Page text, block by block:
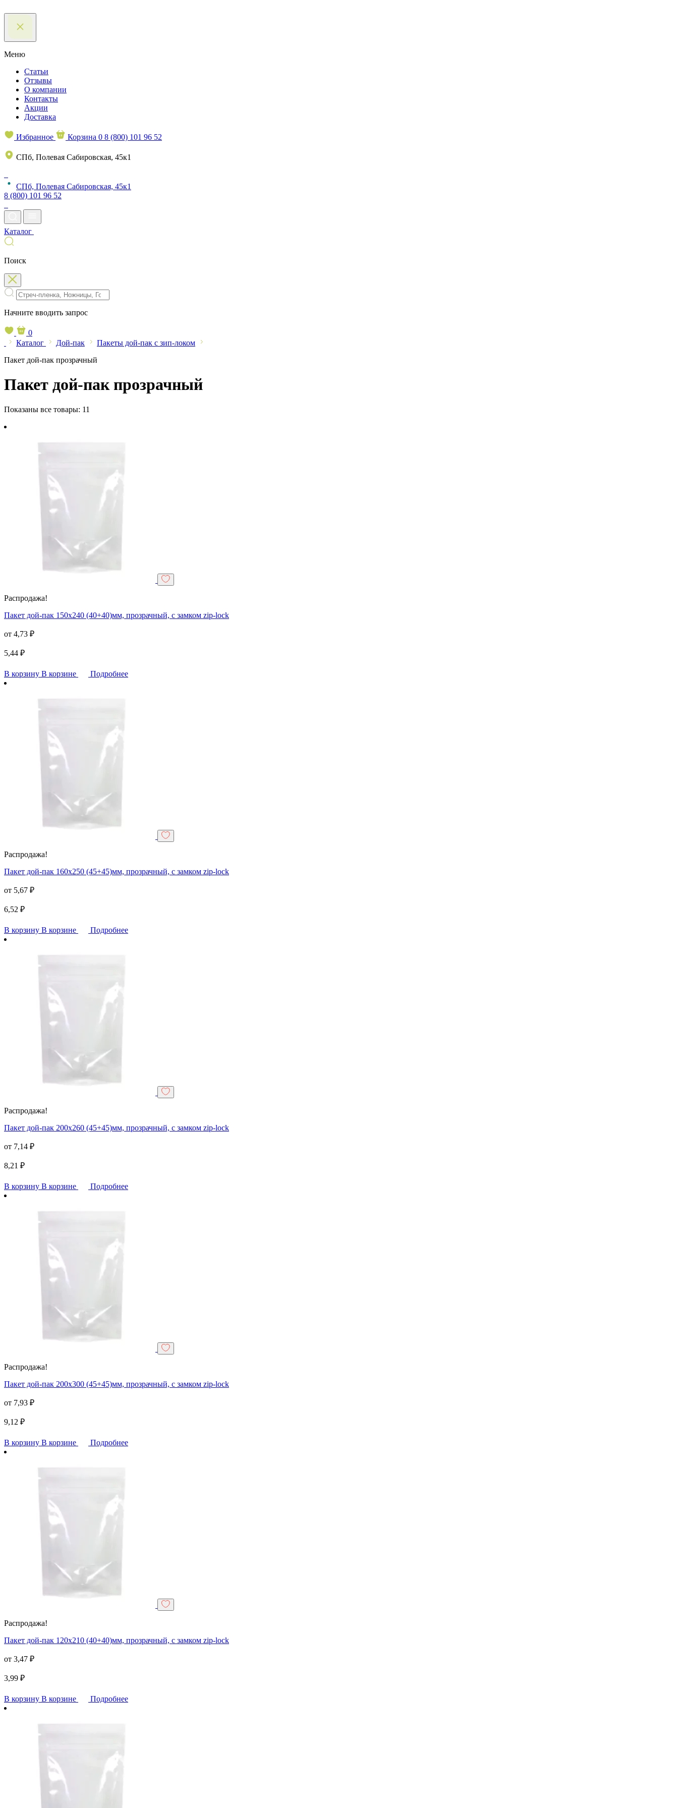
Меню
Статьи
Отзывы
О компании
Контакты
Акции
Доставка
Избранное Корзина 0 8 (800) 101 96 52
СПб, Полевая Сабировская, 45к1
СПб, Полевая Сабировская, 45к1
8 (800) 101 96 52
Каталог
Поиск
Начните вводить запрос
0
Каталог
Дой-пак
Пакеты дой-пак с зип-локом
Пакет дой-пак прозрачный
Пакет дой-пак прозрачный
Показаны все товары: 11
Распродажа!
Пакет дой-пак 150х240 (40+40)мм, прозрачный, с замком zip-lock
от 4,73 ₽
5,44 ₽
В корзину В корзине Подробнее
Распродажа!
Пакет дой-пак 160х250 (45+45)мм, прозрачный, с замком zip-lock
от 5,67 ₽
6,52 ₽
В корзину В корзине Подробнее
Распродажа!
Пакет дой-пак 200х260 (45+45)мм, прозрачный, с замком zip-lock
от 7,14 ₽
8,21 ₽
В корзину В корзине Подробнее
Распродажа!
Пакет дой-пак 200х300 (45+45)мм, прозрачный, с замком zip-lock
от 7,93 ₽
9,12 ₽
В корзину В корзине Подробнее
Распродажа!
Пакет дой-пак 120х210 (40+40)мм, прозрачный, с замком zip-lock
от 3,47 ₽
3,99 ₽
В корзину В корзине Подробнее